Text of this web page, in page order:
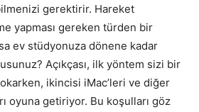
gerektirir. Hareket
yapması gereken türden bir
ev stüdyonuza dönene kadar
Açıkçası, ilk yöntem sizi bir
ikincisi iMac’leri ve diğer
oyuna getiriyor. Bu koşulları göz